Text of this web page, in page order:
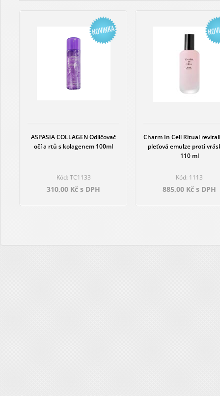
ASPASIA COLLAGEN Odličovač
očí a rtů s kolagenem 100ml
Kód: TC1133
310,00 Kč s DPH
Charm In Cell Ritual
pleťová emulze proti
110 ml
Kód: 1113
885,00 Kč s DPH